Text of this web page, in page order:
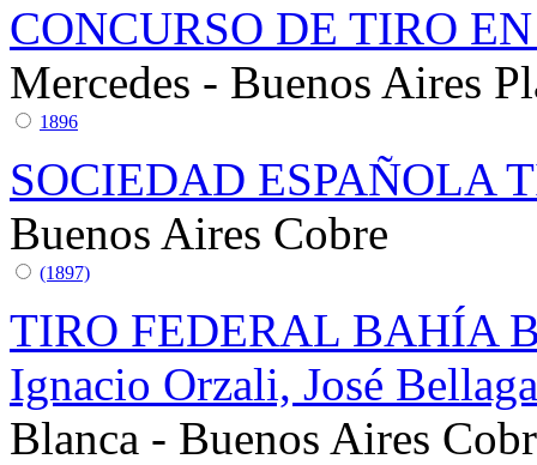
CONCURSO DE TIRO
Mercedes - Buenos Aires
1896
SOCIEDAD ESPAÑOLA
Buenos Aires Cobre
(1897)
TIRO FEDERAL BAHÍA
Ignacio Orzali, José
Blanca - Buenos Aires